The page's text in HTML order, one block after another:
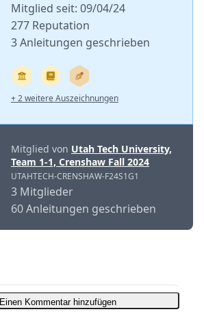
Mitglied seit: 09/04/24
277 Reputation
3 Anleitungen geschrieben
+ 2 weitere Auszeichnungen
Mitglied von Utah Tech University,
Team 1-1, Crenshaw Fall 2024
UTAHTECH-CRENSHAW-F24S1G1
3 Mitglieder
60 Anleitungen geschrieben
Einen Kommentar hinzufügen